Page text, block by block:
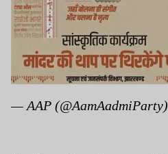
— AAP (@AamAadmiParty)